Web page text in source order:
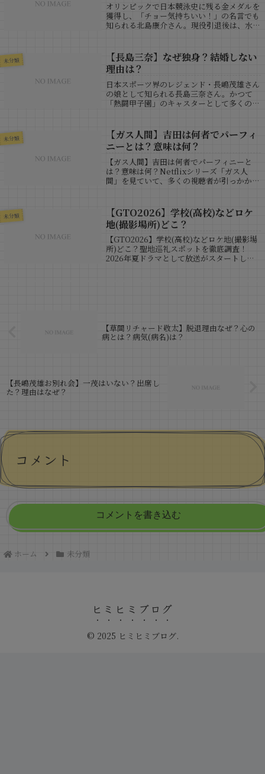
オリンピックで日本競泳史に残る金メダルを
獲得し、「チョー気持ちいい！」の名言でも
知られる北島康介さん。現役引退後は、水泳
が、妻であり元歌手の千紗さん。この記事
で...
未分類
【長島三奈】なぜ独身？結婚しない
理由は？
日本スポーツ界のレジェンド・長嶋茂雄さん
の娘として知られる長島三奈さん。かつて
「熱闘甲子園」のキャスターとして多くの高
女性です。▼関連記事【死因:病気】長嶋茂
雄...
未分類
【ガス人間】吉田は何者でパーフィ
ニーとは？意味は何？
【ガス人間】吉田は何者でパーフィニーと
は？意味は何？Netflixシリーズ「ガス人
間」を見ていて、多くの視聴者が引っかかっ
は特殊ガスの名称や研究用語のようにも感...
未分類
【GTO2026】学校(高校)などロケ
地(撮影場所)どこ？
【GTO2026】学校(高校)などロケ地(撮影場
所)どこ？聖地巡礼スポットを徹底調査！
2026年夏ドラマとして放送がスタートした
【草間リチャード敬太】脱退理由なぜ？心の
病とは？病気(病名)は？
【長嶋茂雄お別れ会】一茂はいない？出席し
た？理由はなぜ？
コメント
コメントを書き込む
ホーム 未分類
ヒミヒミブログ
© 2025 ヒミヒミブログ.